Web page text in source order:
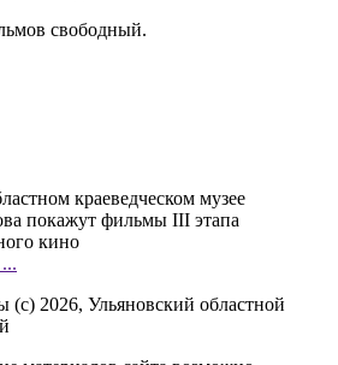
свободный.
2026, Ульяновский областной